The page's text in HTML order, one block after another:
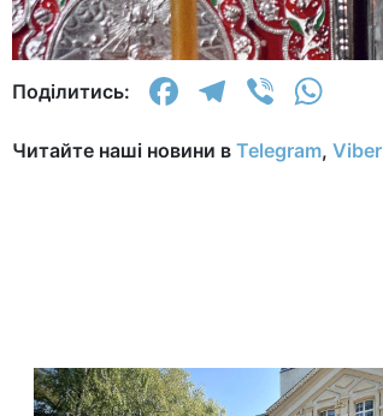
Поділитись: Facebook
Telegram
Viber
Читайте наші новини в Telegram, Viber